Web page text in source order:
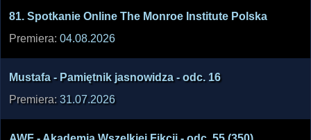
81. Spotk­anie Onlin­e The Monro­e Insti­tute Polsk­a
Premiera: 04.08.2026
Musta­fa - Pamię­tnik jasno­widza - odc. 16
Premiera: 31.07.2026